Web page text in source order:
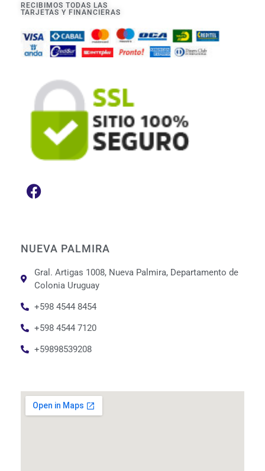
RECIBIMOS TODAS LAS
TARJETAS Y FINANCIERAS
NUEVA PALMIRA
Gral. Artigas 1008, Nueva Palmira, Departamento de
Colonia Uruguay
+598 4544 8454
+598 4544 7120
+59898539208